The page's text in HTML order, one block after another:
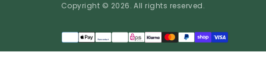
Copyright © 2026. All rights reserved.
Méthodes
de